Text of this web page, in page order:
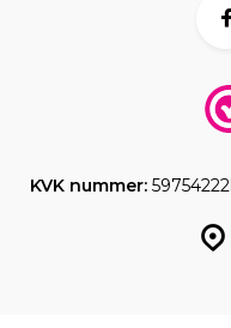
KVK nummer: 59754222